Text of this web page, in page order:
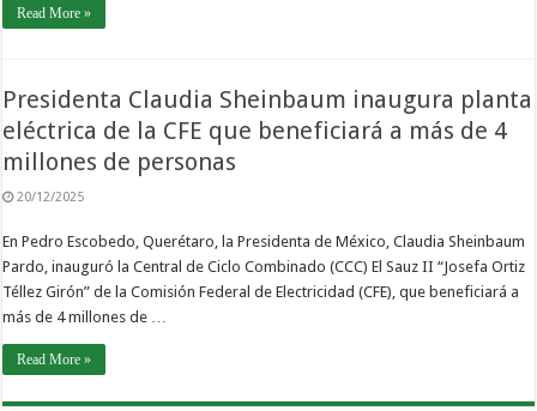
Read More »
Presidenta Claudia Sheinbaum inaugura planta
eléctrica de la CFE que beneficiará a más de 4
millones de personas
20/12/2025
En Pedro Escobedo, Querétaro, la Presidenta de México, Claudia Sheinbaum
Pardo, inauguró la Central de Ciclo Combinado (CCC) El Sauz II “Josefa Ortiz
Téllez Girón” de la Comisión Federal de Electricidad (CFE), que beneficiará a
más de 4 millones de …
Read More »